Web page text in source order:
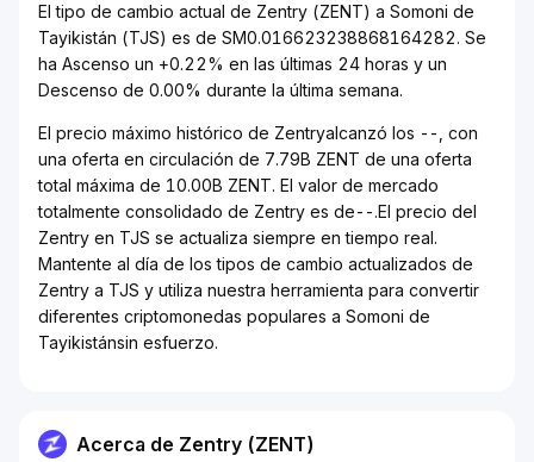
El tipo de cambio actual de Zentry (ZENT) a Somoni de
Tayikistán (TJS) es de SM0.016623238868164282. Se
ha Ascenso un +0.22% en las últimas 24 horas y un
Descenso de 0.00% durante la última semana.
El precio máximo histórico de Zentryalcanzó los --, con
una oferta en circulación de 7.79B ZENT de una oferta
total máxima de 10.00B ZENT. El valor de mercado
totalmente consolidado de Zentry es de--.El precio del
Zentry en TJS se actualiza siempre en tiempo real.
Mantente al día de los tipos de cambio actualizados de
Zentry a TJS y utiliza nuestra herramienta para convertir
diferentes criptomonedas populares a Somoni de
Tayikistánsin esfuerzo.
Acerca de Zentry (ZENT)